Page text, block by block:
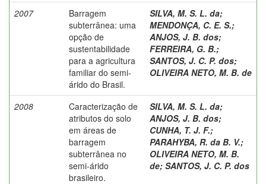
2007
Barragem
subterrânea: uma
opção de
sustentabilidade
para a agricultura
familiar do semi-
árido do Brasil.
SILVA, M. S. L. da;
MENDONÇA, C. E. S.;
ANJOS, J. B. dos;
FERREIRA, G. B.;
SANTOS, J. C. P. dos;
OLIVEIRA NETO, M. B. de
2008
Caracterização de
atributos do solo
em áreas de
barragem
subterrânea no
semi-árido
brasileiro.
SILVA, M. S. L. da;
ANJOS, J. B. dos;
CUNHA, T. J. F.;
PARAHYBA, R. da B. V.;
OLIVEIRA NETO, M. B.
de; SANTOS, J. C. P. dos